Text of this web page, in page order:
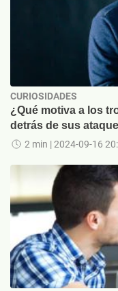
CURIOSIDADES
¿Qué motiva a los
detrás de sus
2 min | 2024-09-16